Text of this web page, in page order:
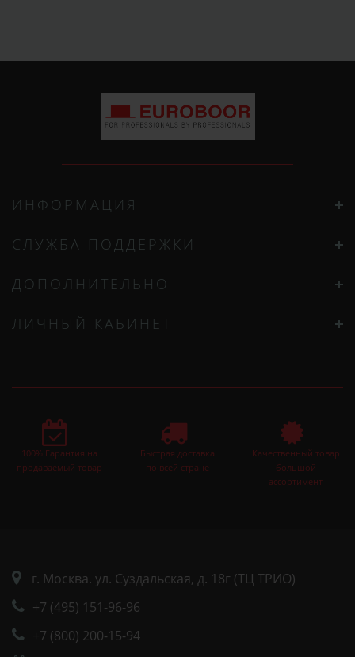
ИНФОРМАЦИЯ
СЛУЖБА ПОДДЕРЖКИ
ДОПОЛНИТЕЛЬНО
ЛИЧНЫЙ КАБИНЕТ
100% Гарантия на
продаваемый товар
Быстрая доставка
по всей стране
Качественный товар
большой
ассортимент
г. Москва. ул. Суздальская, д. 18г (ТЦ ТРИО)
+7 (495) 151-96-96
+7 (800) 200-15-94